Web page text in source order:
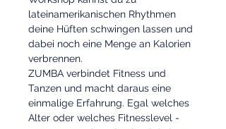
lateinamerikanischen Rhythmen
deine Hüften schwingen lassen und
dabei noch eine Menge an Kalorien
verbrennen.
ZUMBA verbindet Fitness und
Tanzen und macht daraus eine
einmalige Erfahrung. Egal welches
Alter oder welches Fitnesslevel -